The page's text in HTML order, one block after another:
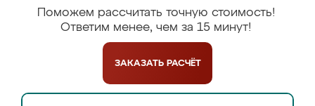
Поможем рассчитать точную стоимость!
Ответим менее, чем за 15 минут!
ЗАКАЗАТЬ РАСЧЁТ